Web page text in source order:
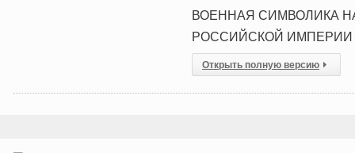
ВОЕННАЯ СИМВОЛИКА
РОССИЙСКОЙ ИМПЕРИИ
Открыть полную версию